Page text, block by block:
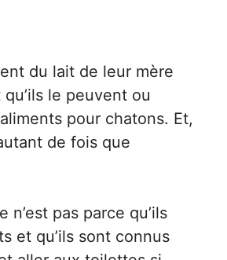
du lait de leur mère
le peuvent ou
pour chatons. Et,
de fois que
n’est pas parce qu’ils
et qu’ils sont connus